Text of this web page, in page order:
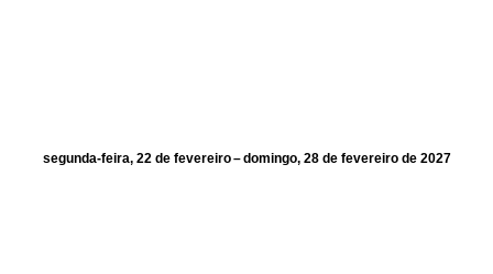
segunda-feira, 22 de fevereiro – domingo, 28 de fevereiro de 2027